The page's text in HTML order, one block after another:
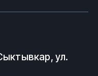
ул.